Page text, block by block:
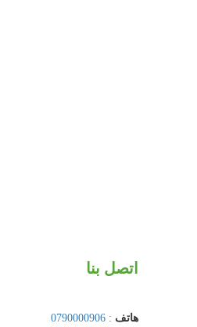
اتصل بنا
هاتف:
0790000906